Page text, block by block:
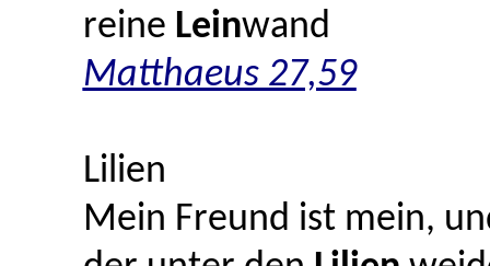
reine Leinwand
Matthaeus 27,59
Lilien
Mein Freund ist mein,